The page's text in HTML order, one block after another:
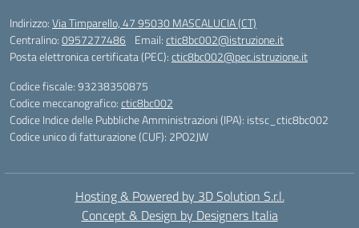
Indirizzo:Via Timparello, 47 95030 MASCALUCIA (CT)
Centralino:0957277486 Email:ctic8bc002@istruzione.it
Posta elettronica certificata (PEC):ctic8bc002@pec.istruzione.it
Codice fiscale: 93238350875
Codice meccanografico:ctic8bc002
Codice Indice delle Pubbliche Amministrazioni (IPA): istsc_ctic8bc002
Codice unico di fatturazione (CUF): 2PO2JW
Hosting & Powered by 3D Solution S.r.l.
Concept & Design by Designers Italia